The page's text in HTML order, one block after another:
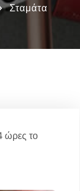
Σταμάτα
ώρες το